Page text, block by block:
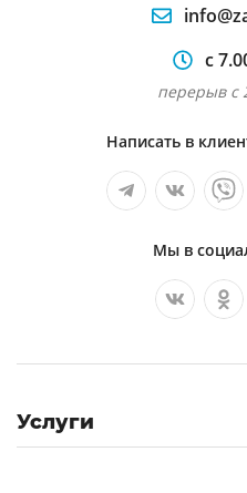
с
перерыв с
Написать в
Мы в
Услуги